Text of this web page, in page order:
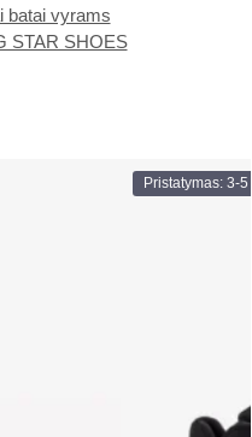
batai vyrams
STAR SHOES
Pristatymas: 3-